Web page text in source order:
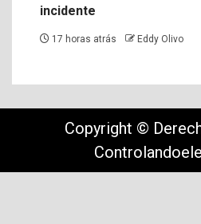
incidente
17 horas atrás Eddy Olivo
Copyright ©